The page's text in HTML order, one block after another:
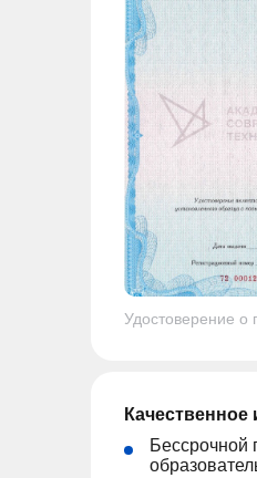
Удостоверение
Бессрочной